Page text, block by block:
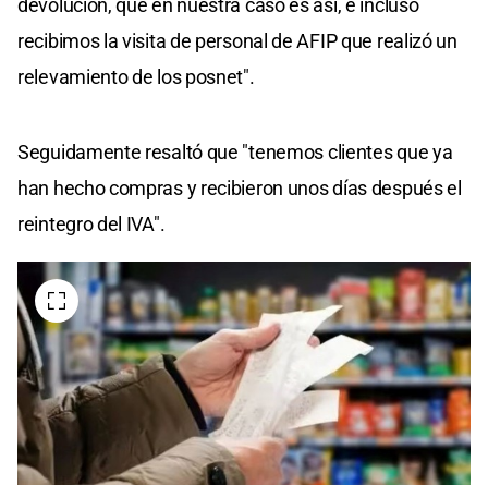
devolución, que en nuestra caso es así, e incluso
recibimos la visita de personal de AFIP que realizó un
relevamiento de los posnet".
Seguidamente resaltó que "tenemos clientes que ya
han hecho compras y recibieron unos días después el
reintegro del IVA".